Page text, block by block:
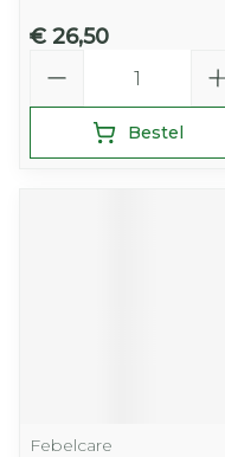
€ 26,50
Bestel
Febelcare